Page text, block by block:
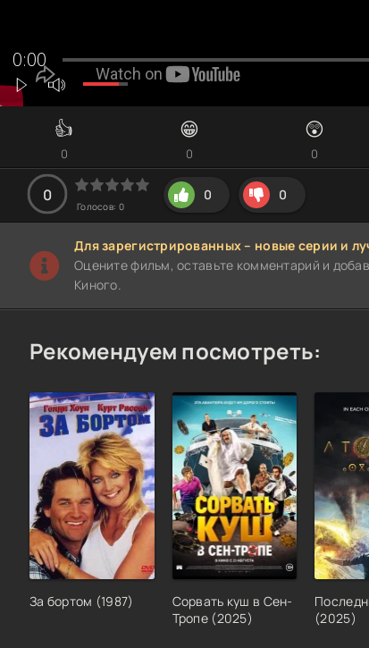
👍
0
😁
0
😲
0
0
Голосов: 0
0 0
Для зарегистрированных – новые серии и
Оцените фильм, оставьте комментарий и
Киного.
Рекомендуем посмотреть:
За бортом (1987)
Сорвать куш в Сен-
Тропе (2025)
(2025)